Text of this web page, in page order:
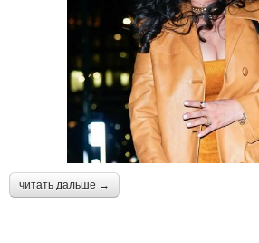
читать дальше →